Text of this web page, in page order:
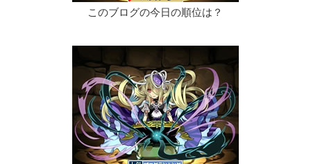
このブログの今日の順位は？